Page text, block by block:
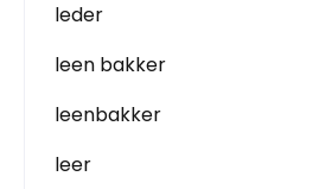
leder
leen bakker
leenbakker
leer